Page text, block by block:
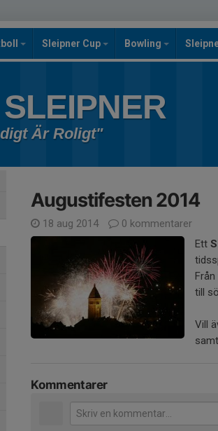
Sleipner Cup Bowling
Är Roligt"
Augustifesten 2014
18 aug 2014
0 kommentarer
Ett
till
Vill
Kommentarer